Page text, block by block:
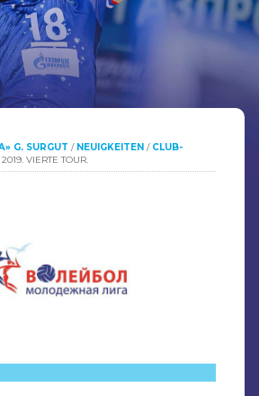
G. SURGUT / NEUIGKEITEN / CLUB-
VIERTE TOUR.